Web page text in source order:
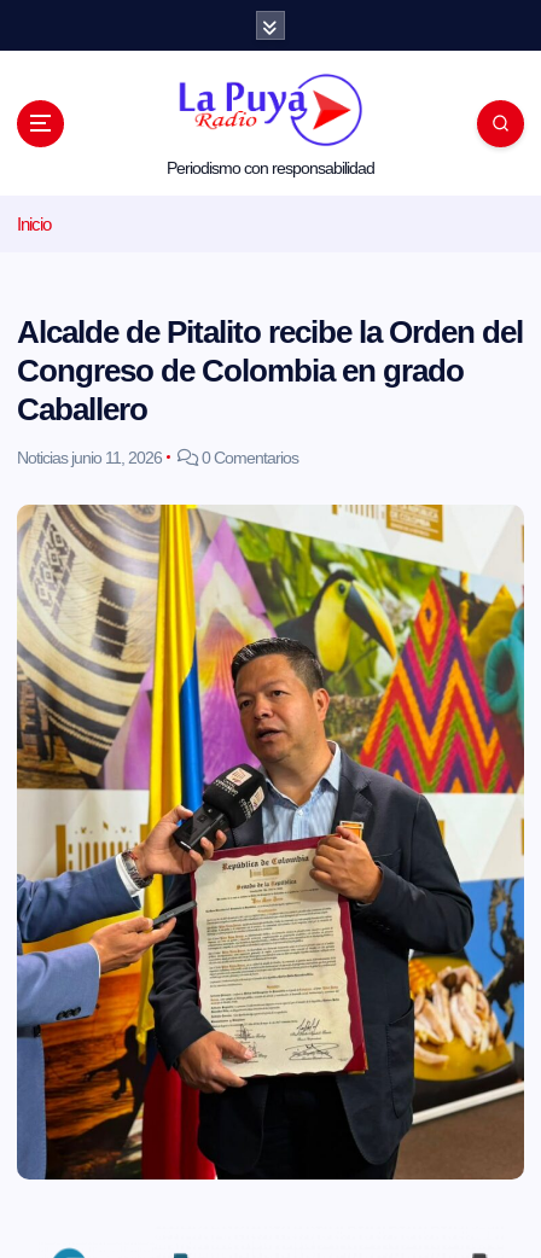
l
Periodismo con responsabilidad
Inicio
Alcalde de Pitalito recibe la Orden del
Congreso de Colombia en grado
Caballero
Noticias junio 11, 2026 0 Comentarios